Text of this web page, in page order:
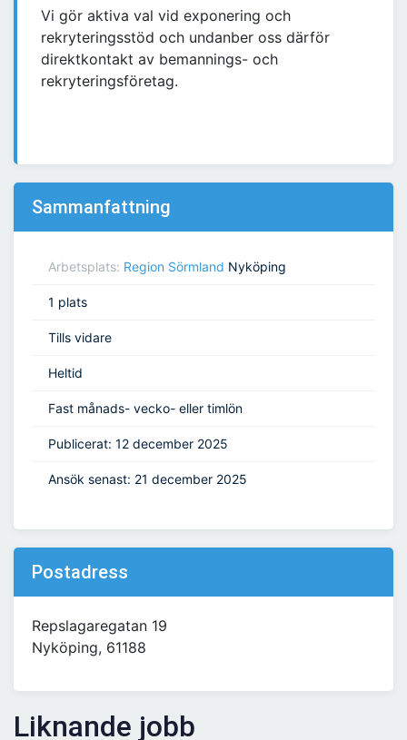
Vi gör aktiva val vid exponering och
rekryteringsstöd och undanber oss därför
direktkontakt av bemannings- och
rekryteringsföretag.
Sammanfattning
Arbetsplats: Region Sörmland Nyköping
1 plats
Tills vidare
Heltid
Fast månads- vecko- eller timlön
Publicerat: 12 december 2025
Ansök senast: 21 december 2025
Postadress
Repslagaregatan 19
Nyköping, 61188
Liknande jobb